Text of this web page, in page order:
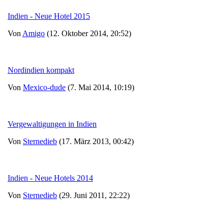
Indien - Neue Hotel 2015
Von Amigo (12. Oktober 2014, 20:52)
Nordindien kompakt
Von Mexico-dude (7. Mai 2014, 10:19)
Vergewaltigungen in Indien
Von Sternedieb (17. März 2013, 00:42)
Indien - Neue Hotels 2014
Von Sternedieb (29. Juni 2011, 22:22)